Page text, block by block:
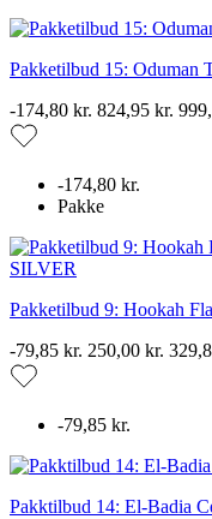
Pakketilbud 15: Oduman
-174,80 kr. 824,95 kr.
-174,80 kr.
Pakke
Pakketilbud 9: Hookah
-79,85 kr. 250,00 kr.
-79,85 kr.
Pakktilbud 14: El-Badia